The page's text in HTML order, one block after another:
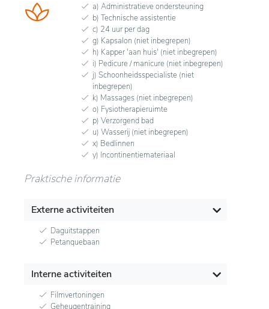
a) Administratieve ondersteuning
b) Technische assistentie
c) 24 uur per dag
g) Kapsalon (niet inbegrepen)
h) Kapper 'aan huis' (niet inbegrepen)
i) Pedicure / manicure (niet inbegrepen)
j) Schoonheidsspecialiste (niet
inbegrepen)
k) Massages (niet inbegrepen)
o) Fysiotherapieruimte
p) Verzorgend bad
u) Wasserij (niet inbegrepen)
x) Bedlinnen
y) Incontinentiemateriaal
Praktische informatie
Externe activiteiten
Daguitstappen
Petanquebaan
Interne activiteiten
Filmvertoningen
Geheugentraining